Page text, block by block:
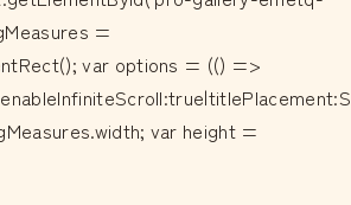
=
var options = (() =>
var height =